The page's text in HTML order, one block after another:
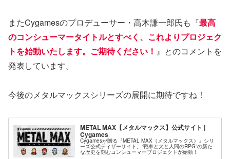
またCygamesのプロデューサー・高木謙一郎氏も『最高
のコンシューマータイトルとすべく、これよりプロジェク
トを始動いたします。ご期待ください！ 』とのコメントを
発表しています。
今後のメタルマックスシリーズの展開に期待ですね！
METAL MAX【メタルマックス】公式サイト |
Cygames
Cygamesが贈る『METAL MAX（メタルマックス）』シリ
ーズ公式ティザーサイト。“戦車と犬と人間のRPG”の新た
な歴史を刻むコンシューマープロジェクトが始動！